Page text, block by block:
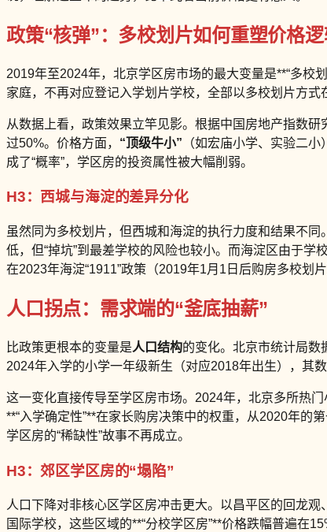
政策“核弹”：多校划片如何重塑价格
2019年至2024年，北京学区房市场的最大变量是**“多校
家庭，不再对应登记入学划片学校，全部以多校划片方式
从数据上看，政策效果立竿见影。根据中国房地产指数
过50%。价格方面， “顶级牛小” （如宏庙小学、实验二
成了“概率”，学区房的投资属性被大幅削弱。
H3：西城与海淀的差异分化
虽然同为多校划片，但西城和海淀的执行力度和结果不
低，但“掉坑”到最差学校的风险也较小。而海淀区由于
在2023年海淀“1911”政策（2019年1月1日后购房多校划
人口拐点：需求端的“釜底抽薪”
比政策更根本的变量是人口结构的变化。北京市统计局数
2024年入学的小学一年级新生（对应2018年出生），其
这一变化直接传导至学区房市场。2024年，北京多所热
**“入学确定性”**在家长购房决策中的权重，从2020年的
学区房的“稀缺性”故事不再成立。
H3：郊区学区房的“塌陷”
人口下降对非核心区学区房冲击更大。以昌平区的回龙
国际学校，这些区域的**“分校学区房”**价格跌幅普遍在